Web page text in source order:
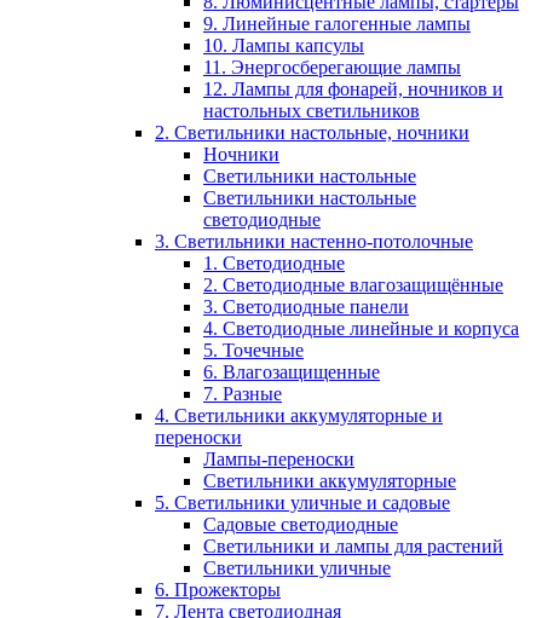
9. Линейные галогенные лампы
10. Лампы капсулы
11. Энергосберегающие лампы
12. Лампы для фонарей, ночников и
настольных светильников
2. Светильники настольные, ночники
Ночники
Светильники настольные
Светильники настольные
светодиодные
3. Светильники настенно-потолочные
1. Светодиодные
2. Светодиодные влагозащищённые
3. Светодиодные панели
4. Светодиодные линейные и корпуса
5. Точечные
6. Влагозащищенные
7. Разные
4. Светильники аккумуляторные и
переноски
Лампы-переноски
Светильники аккумуляторные
5. Светильники уличные и садовые
Садовые светодиодные
Светильники и лампы для растений
Светильники уличные
6. Прожекторы
7. Лента светодиодная